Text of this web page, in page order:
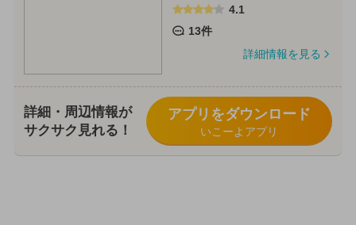
4.1
13件
詳細情報を見る
詳細・周辺情報が
サクサク見れる！
アプリをダウンロード
いこーよアプリ